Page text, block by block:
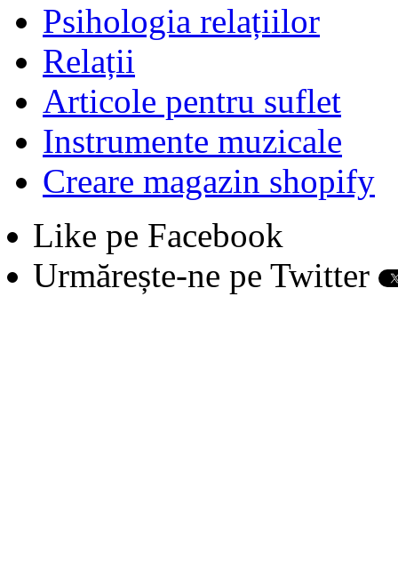
Psihologia relațiilor
Relații
Articole pentru suflet
Instrumente muzicale
Creare magazin shopify
Like pe Facebook
Urmărește-ne pe Twitter